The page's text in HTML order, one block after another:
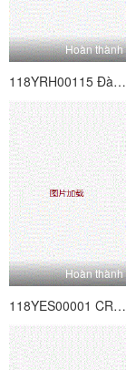
Hoàn thành
118YRH00115 Đàm phán hoàn toàn nghiêm trọng!Nhằm mục đích cho cô gái poster nghiệp dư siêu dễ thương được đồn đại!Vol.33
Hoàn thành
118YES00001 CREAMPIE CHỈ ◆ Học sinh đại học nữ 01